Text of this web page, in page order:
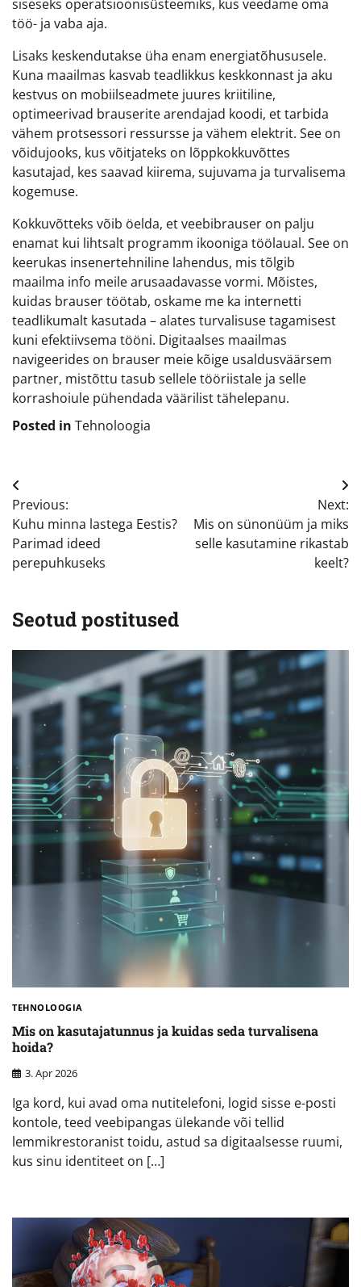
siseseks operatsioonisüsteemiks, kus veedame oma
töö- ja vaba aja.
Lisaks keskendutakse üha enam energiatõhususele.
Kuna maailmas kasvab teadlikkus keskkonnast ja aku
kestvus on mobiilseadmete juures kriitiline,
optimeerivad brauserite arendajad koodi, et tarbida
vähem protsessori ressursse ja vähem elektrit. See on
võidujooks, kus võitjateks on lõppkokkuvõttes
kasutajad, kes saavad kiirema, sujuvama ja turvalisema
kogemuse.
Kokkuvõtteks võib öelda, et veebibrauser on palju
enamat kui lihtsalt programm ikooniga töölaual. See on
keerukas insenertehniline lahendus, mis tõlgib
maailma info meile arusaadavasse vormi. Mõistes,
kuidas brauser töötab, oskame me ka internetti
teadlikumalt kasutada – alates turvalisuse tagamisest
kuni efektiivsema tööni. Digitaalses maailmas
navigeerides on brauser meie kõige usaldusväärsem
partner, mistõttu tasub sellele tööriistale ja selle
korrashoiule pühendada väärilist tähelepanu.
Posted in Tehnoloogia
Navigeerimine
Previous:
Kuhu minna lastega Eestis?
Parimad ideed
perepuhkuseks
Next:
Mis on sünonüüm ja miks
selle kasutamine rikastab
keelt?
Seotud postitused
TEHNOLOOGIA
Mis on kasutajatunnus ja kuidas seda turvalisena
hoida?
3. Apr 2026
Iga kord, kui avad oma nutitelefoni, logid sisse e-posti
kontole, teed veebipangas ülekande või tellid
lemmikrestoranist toidu, astud sa digitaalsesse ruumi,
kus sinu identiteet on […]